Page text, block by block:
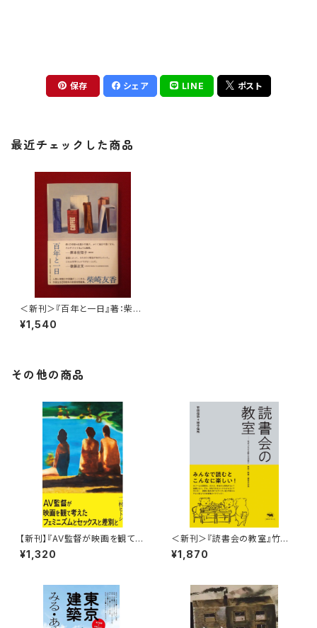
保存 シェア LINE ポスト
最近チェックした商品
＜新刊＞『百年と一日』著：柴崎
友香（筑摩書房）
¥1,540
その他の商品
【新刊】『AV監督が映画を観て考
えた考えたフェミニズムとセック
スと差別と』二村ヒトシ
¥1,320
＜新刊＞『読書会の教室』竹田
信弥・田中佳祐（刊行：晶文社）
¥1,870